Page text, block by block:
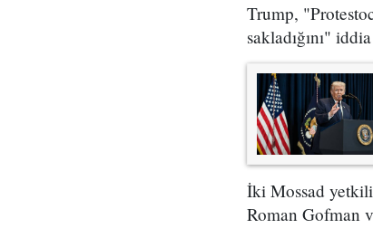
Trump,
sakladığını"
İki Mossad
Roman Gofman